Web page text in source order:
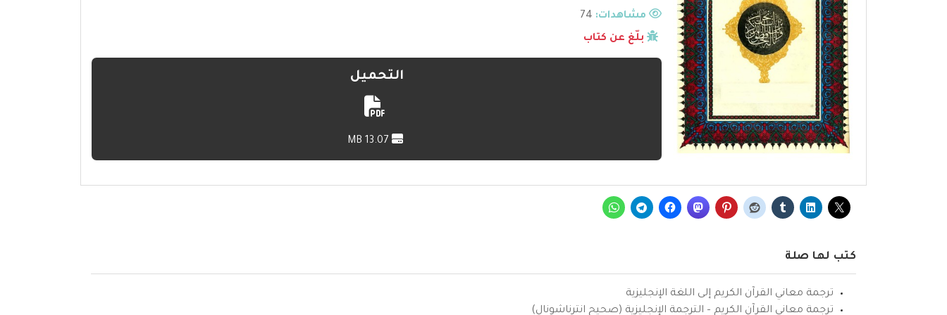
مشاهدات:
بلّغ عن كتاب
التحميل
كتب لها صلة
ترجمة معاني القرآن الكريم إلى اللغة الإنجليزية
ترجمة معاني القرآن الكريم – الترجمة الإنجليزية (صحيح انترناشونال)